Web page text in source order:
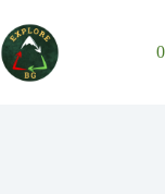
to
content